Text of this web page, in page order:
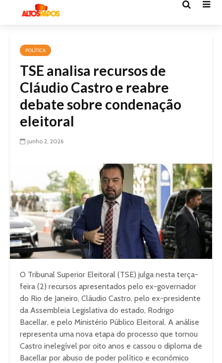
POLÍTICA
TSE analisa recursos de
Cláudio Castro e reabre
debate sobre condenação
eleitoral
junho 2, 2026
O Tribunal Superior Eleitoral (TSE) julga nesta terça-
feira (2) recursos apresentados pelo ex-governador
do Rio de Janeiro, Cláudio Castro, pelo ex-presidente
da Assembleia Legislativa do estado, Rodrigo
Bacellar, e pelo Ministério Público Eleitoral. A análise
representa uma nova etapa do processo que tornou
Castro inelegível por oito anos e cassou o diploma de
Bacellar por abuso de poder político e econômico